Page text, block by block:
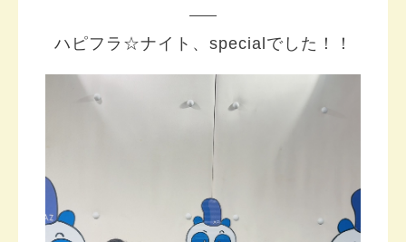
ハピフラ☆ナイト、specialでした！！